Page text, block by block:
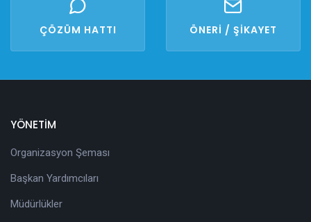
ÇÖZÜM HATTI ÖNERİ / ŞİKAYET
YÖNETİM
Organizasyon Şeması
Başkan Yardımcıları
Müdürlükler